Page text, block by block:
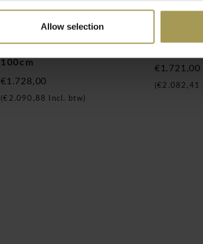
Allow selection
100cm
€1.728,00
(€2.090,88 Incl. btw)
€1.721,00
(€2.082,41